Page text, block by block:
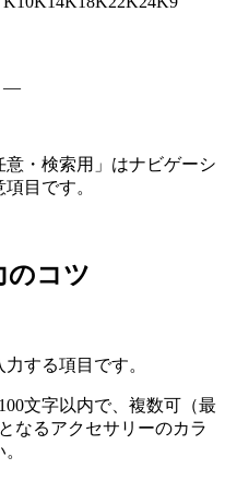
—
・検索用」はナビゲーシ
目です。
のコツ
する項目です。
文字以内で、複数可（最
なるアクセサリーのカラ